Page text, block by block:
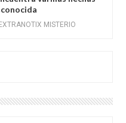
EXTRANOTIX MISTERIO